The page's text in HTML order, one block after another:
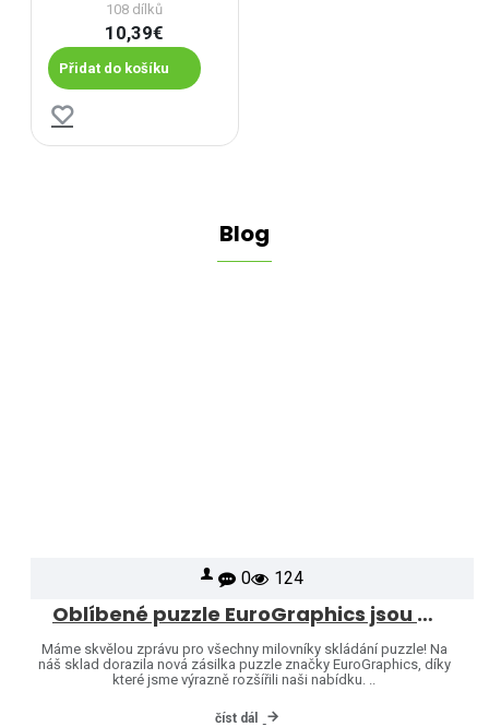
108 dílků
10,39€
Přidat do košíku
Blog
0 124
Oblíbené puzzle EuroGraphics jsou opět skladem – naši nabídku jsme rozšířili o další motivy!
Máme skvělou zprávu pro všechny milovníky skládání puzzle! Na
náš sklad dorazila nová zásilka puzzle značky EuroGraphics, díky
které jsme výrazně rozšířili naši nabídku. ..
číst dál